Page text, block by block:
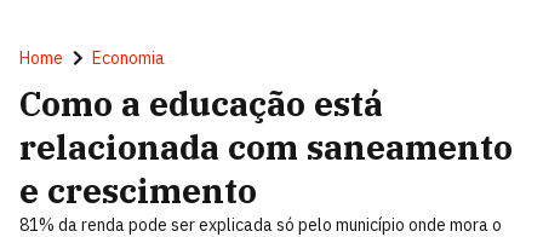
Home Economia
Como a educação está
relacionada com saneamento
e crescimento
81% da renda pode ser explicada só pelo município onde mora o